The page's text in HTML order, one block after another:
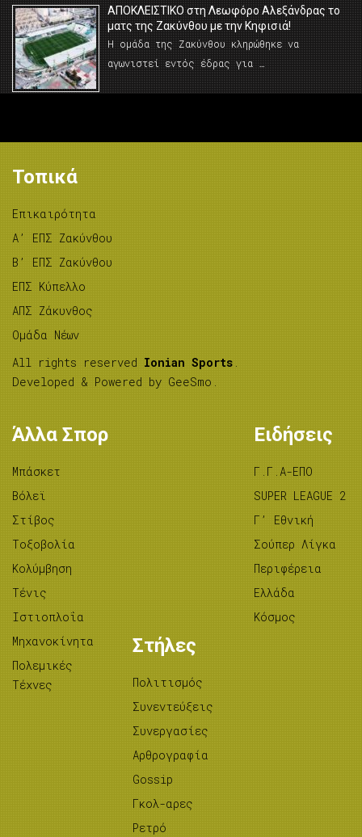
AΠΟΚΛΕΙΣΤΙΚΟ στη Λεωφόρο Αλεξάνδρας το
ματς της Ζακύνθου με την Κηφισιά!
Η ομάδα της Ζακύνθου κληρώθηκε να
αγωνιστεί εντός έδρας για …
Τοπικά
Επικαιρότητα
A’ ΕΠΣ Ζακύνθου
B’ ΕΠΣ Ζακύνθου
ΕΠΣ Κύπελλο
ΑΠΣ Ζάκυνθος
Ομάδα Νέων
All rights reserved Ionian Sports .
Developed & Powered by GeeSmo .
Άλλα Σπορ
Μπάσκετ
Βόλεϊ
Στίβος
Tοξοβολία
Κολύμβηση
Τένις
Ιστιοπλοΐα
Μηχανοκίνητα
Πολεμικές
Τέχνες
Ειδήσεις
Γ.Γ.Α-ΕΠΟ
SUPER LEAGUE 2
Γ’ Εθνική
Σούπερ Λίγκα
Περιφέρεια
Ελλάδα
Κόσμος
Στήλες
Πολιτισμός
Συνεντεύξεις
Συνεργασίες
Αρθρογραφία
Gossip
Γκολ-αρες
Ρετρό